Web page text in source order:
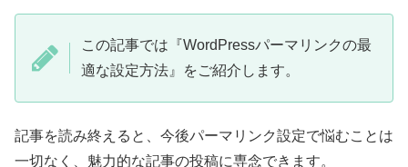
この記事では『WordPressパーマリンクの最
適な設定方法』をご紹介します。
記事を読み終えると、今後パーマリンク設定で悩むことは
一切なく、魅力的な記事の投稿に専念できます。